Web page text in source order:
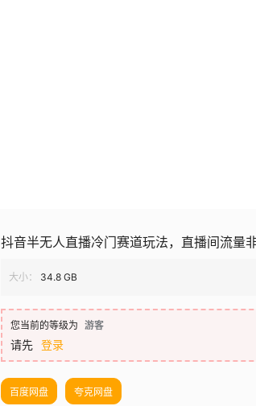
抖音半无人直播冷门赛道玩法，直播间流量
大小： 34.8 GB
您当前的等级为 游客
请先 登录
百度网盘 夸克网盘